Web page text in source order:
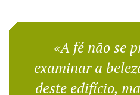
«A fé não se
examinar a
deste edifício,